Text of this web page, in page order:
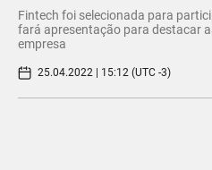
Fintech foi selecionada para
fará apresentação para destacar
empresa
25.04.2022 | 15:12 (UTC -3)